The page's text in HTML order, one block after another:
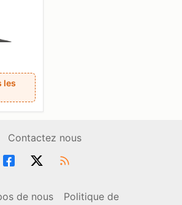
les
Contactez nous
de nous
Politique de